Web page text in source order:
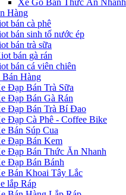
Xe Gỗ Bán Thức Ăn Nhanh
Hàng
bán cà phê
bán sinh tố nước ép
bán trà sữa
bán gà rán
bán cá viên chiên
Hàng
Đạp Bán Trà Sữa
Đạp Bán Gà Rán
Đạp Bán Trà Bí Đao
Đạp Cà Phê - Coffee Bike
Bán Súp Cua
Đạp Bán Kem
Đạp Bán Thức Ăn Nhanh
Đạp Bán Bánh
Bán Khoai Tây Lắc
lắp Ráp